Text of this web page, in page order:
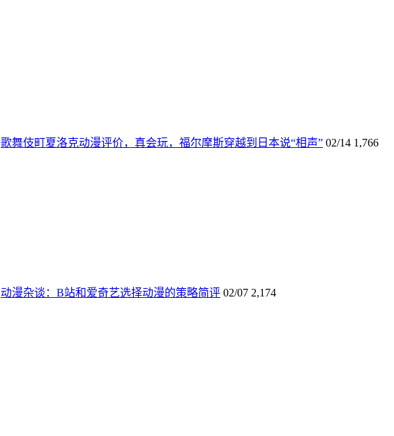
歌舞伎町夏洛克动漫评价，真会玩，福尔摩斯穿越到日本说“相声” 02/14 1,766
动漫杂谈：B站和爱奇艺选择动漫的策略简评 02/07 2,174